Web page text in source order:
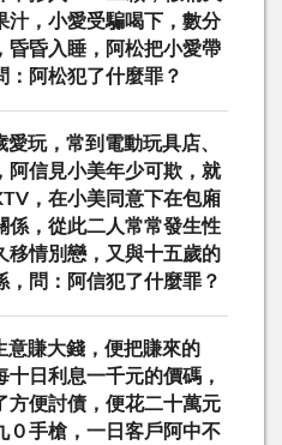
汁，小愛受騙喝下，數分
昏昏入睡，阿松把小愛帶
：阿松犯了什麼罪？
愛玩，常到電動玩具店、
阿信見小美年少可欺，就
，在小美同意下在包廂
係，從此二人常常發生性
移情別戀，又與十五歲的
，問：阿信犯了什麼罪？
意賺大錢，便把賺來的
十日利息一千元的價碼，
方便討債，便花二十萬元
０手槍，一日客戶阿中不